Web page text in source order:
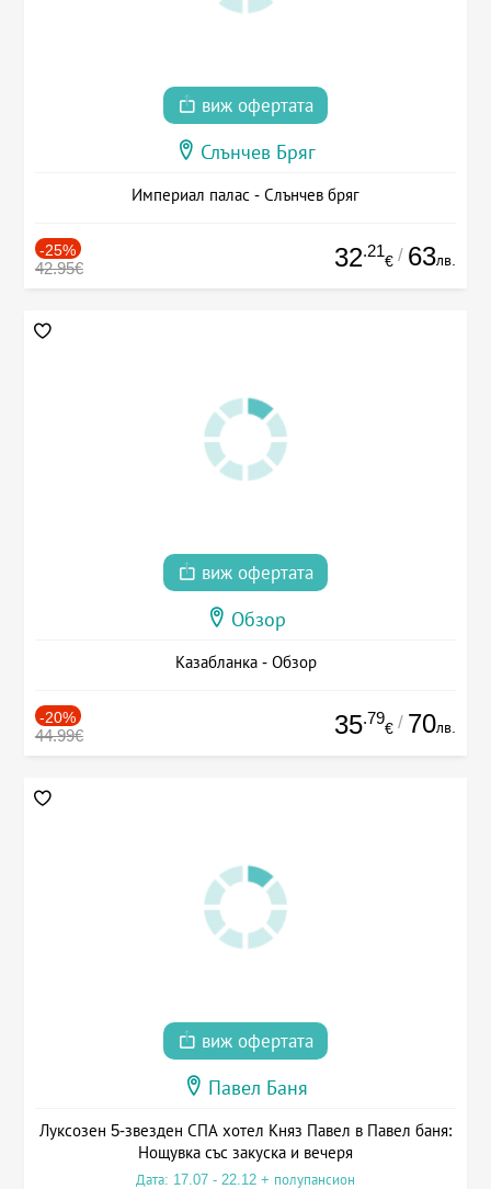
виж офертата
Слънчев Бряг
Империал палас - Слънчев бряг
-25%
42.95€ 32.21
€ / 63лв.
виж офертата
Обзор
Казабланка - Обзор
-20%
44.99€ 35.79
€ / 70лв.
виж офертата
Павел Баня
Луксозен 5-звезден СПА хотел Княз Павел в Павел баня:
Нощувка със закуска и вечеря
Дата: 17.07 - 22.12 + полупансион